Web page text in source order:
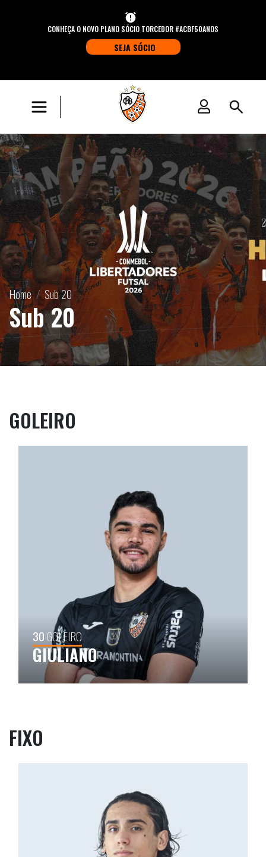
CONHEÇA O NOVO PLANO SÓCIO TORCEDOR #ACBF50ANOS
SEJA SÓCIO
Home Sub 20
Sub 20
GOLEIRO
30 GOLEIRO
GIULIANO
FIXO